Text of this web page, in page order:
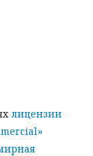
лицензии